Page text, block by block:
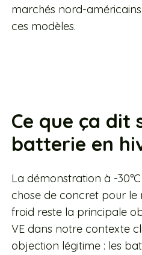
marchés nord-américains
ces modèles.
Ce que ça dit
batterie en
La démonstration à -
chose de concret pour le
froid reste la principale
VE dans notre contexte
objection légitime : les